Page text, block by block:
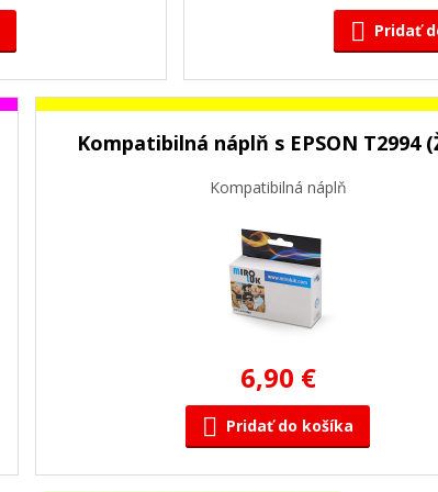
Pridať
Kompatibilná náplň s EPSON T2994
Kompatibilná náplň
6,90 €
Pridať do košíka